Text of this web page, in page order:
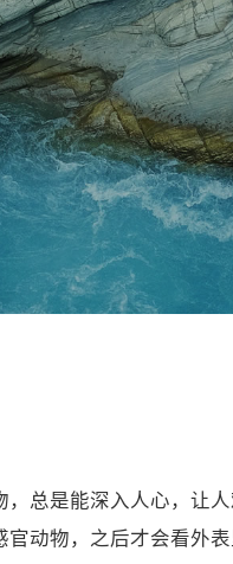
，总是能深入人心，
动物，之后才会看外